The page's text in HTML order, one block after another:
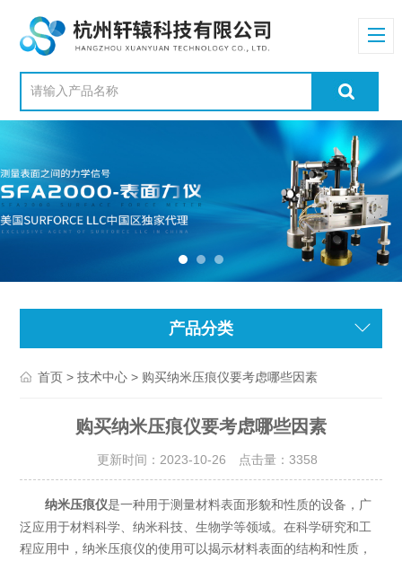
产品分类
首页 >技术中心 > 购买纳米压痕仪要考虑哪些因素
购买纳米压痕仪要考虑哪些因素
更新时间：2023-10-26 点击量： 3358
纳米压痕仪是一种用于测量材料表面形貌和性质的设备，广
泛应用于材料科学、纳米科技、生物学等领域。在科学研究和工
程应用中，纳米压痕仪的使用可以揭示材料表面的结构和性质，